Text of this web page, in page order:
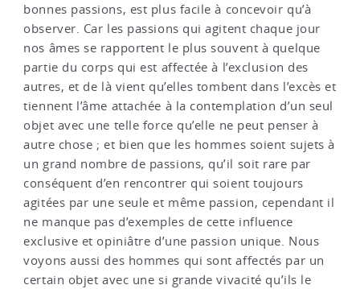
bonnes passions, est plus facile à concevoir qu’à
observer. Car les passions qui agitent chaque jour
nos âmes se rapportent le plus souvent à quelque
partie du corps qui est affectée à l’exclusion des
autres, et de là vient qu’elles tombent dans l’excès et
tiennent l’âme attachée à la contemplation d’un seul
objet avec une telle force qu’elle ne peut penser à
autre chose ; et bien que les hommes soient sujets à
un grand nombre de passions, qu’il soit rare par
conséquent d’en rencontrer qui soient toujours
agitées par une seule et même passion, cependant il
ne manque pas d’exemples de cette influence
exclusive et opiniâtre d’une passion unique. Nous
voyons aussi des hommes qui sont affectés par un
certain objet avec une si grande vivacité qu’ils le